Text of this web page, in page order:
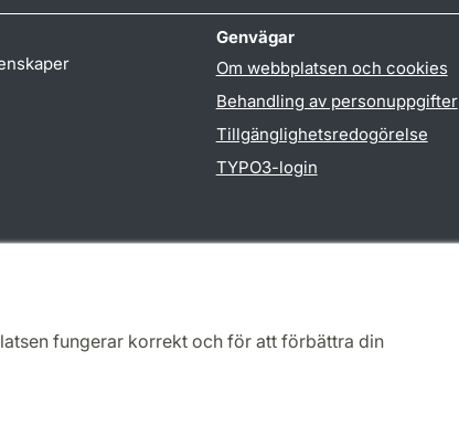
fungerar korrekt och för att förbättra din
Genvägar
Om webbplatsen och cookies
Behandling av personuppgifter
Tillgänglighetsredogörelse
TYPO3-login